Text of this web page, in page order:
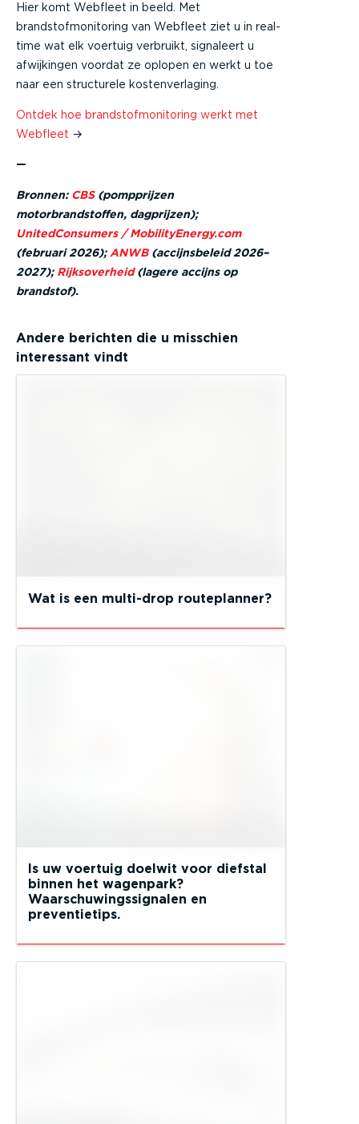
Hier komt Webfleet in beeld. Met
brandstofmonitoring van Webfleet ziet u in real-
time wat elk voertuig verbruikt, signaleert u
afwijkingen voordat ze oplopen en werkt u toe
naar een structurele kostenverlaging.
Ontdek hoe brandstofmonitoring werkt met
Webfleet →
—
Bronnen: CBS(pompprijzen
motorbrandstoffen, dagprijzen);
UnitedConsumers / MobilityEnergy.com
(februari 2026);ANWB(accijnsbeleid 2026–
2027); Rijksoverheid(lagere accijns op
brandstof).
Andere berichten die u misschien
interessant vindt
Wat is een multi-drop routeplanner?
Is uw voertuig doelwit voor diefstal
binnen het wagenpark?
Waarschuwingssignalen en
preventietips.